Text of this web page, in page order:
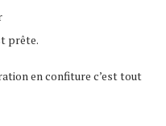
prête.
en confiture c’est tout